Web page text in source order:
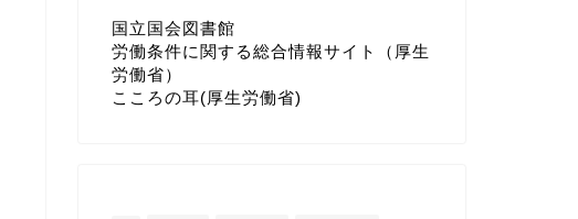
国立国会図書館
労働条件に関する総合情報サイト（厚生
労働省）
こころの耳(厚生労働省)